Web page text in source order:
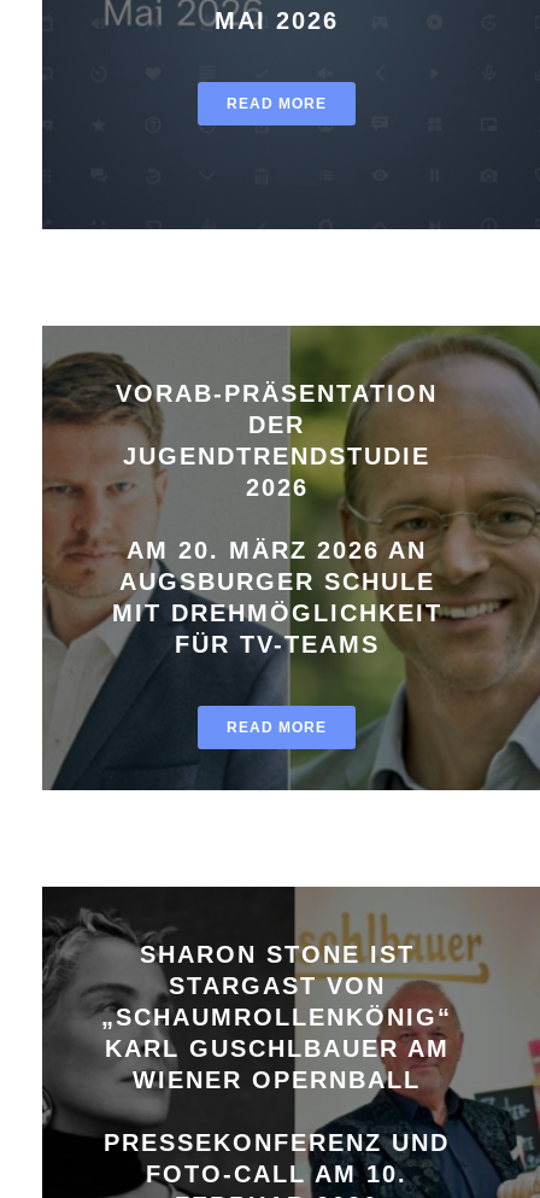
MAI 2026
READ MORE
VORAB-PRÄSENTATION
DER
JUGENDTRENDSTUDIE
2026
AM 20. MÄRZ 2026 AN
AUGSBURGER SCHULE
MIT DREHMÖGLICHKEIT
FÜR TV-TEAMS
READ MORE
SHARON STONE IST
STARGAST VON
„SCHAUMROLLENKÖNIG“
KARL GUSCHLBAUER AM
WIENER OPERNBALL
PRESSEKONFERENZ UND
FOTO-CALL AM 10.